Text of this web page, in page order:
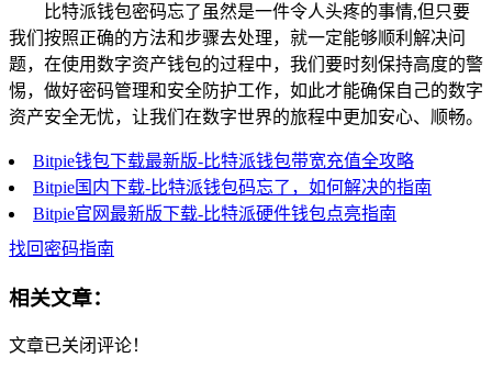
比特派钱包密码忘了虽然是一件令人头疼的事情,但只要
我们按照正确的方法和步骤去处理，就一定能够顺利解决问
题，在使用数字资产钱包的过程中，我们要时刻保持高度的警
惕，做好密码管理和安全防护工作，如此才能确保自己的数字
资产安全无忧，让我们在数字世界的旅程中更加安心、顺畅。
Bitpie钱包下载最新版-比特派钱包带宽充值全攻略
Bitpie国内下载-比特派钱包码忘了，如何解决的指南
Bitpie官网最新版下载-比特派硬件钱包点亮指南
找回密码指南
相关文章：
文章已关闭评论！